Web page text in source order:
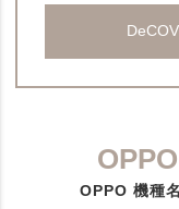
OPPO 機種